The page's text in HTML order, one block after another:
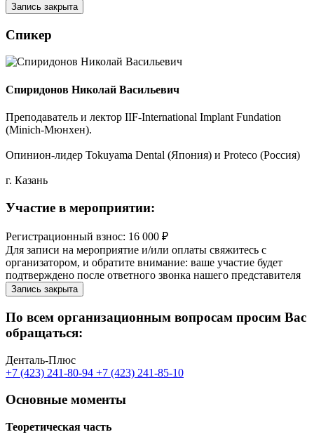
Запись закрыта
Спикер
Спиридонов Николай Васильевич
Преподаватель и лектор IIF-International Implant Fundation
(Minich-Мюнхен).
Опинион-лидер Tokuyama Dental (Япония) и Proteco (Россия)
г. Казань
Участие в мероприятии:
Регистрационный взнос: 16 000 ₽
Для записи на мероприятие и/или оплаты свяжитесь с
организатором, и обратите внимание: ваше участие будет
подтверждено после ответного звонка нашего представителя
Запись закрыта
По всем организационным вопросам просим Вас
обращаться:
Денталь-Плюс
+7 (423) 241-80-94 +7 (423) 241-85-10
Основные моменты
Теоретическая часть